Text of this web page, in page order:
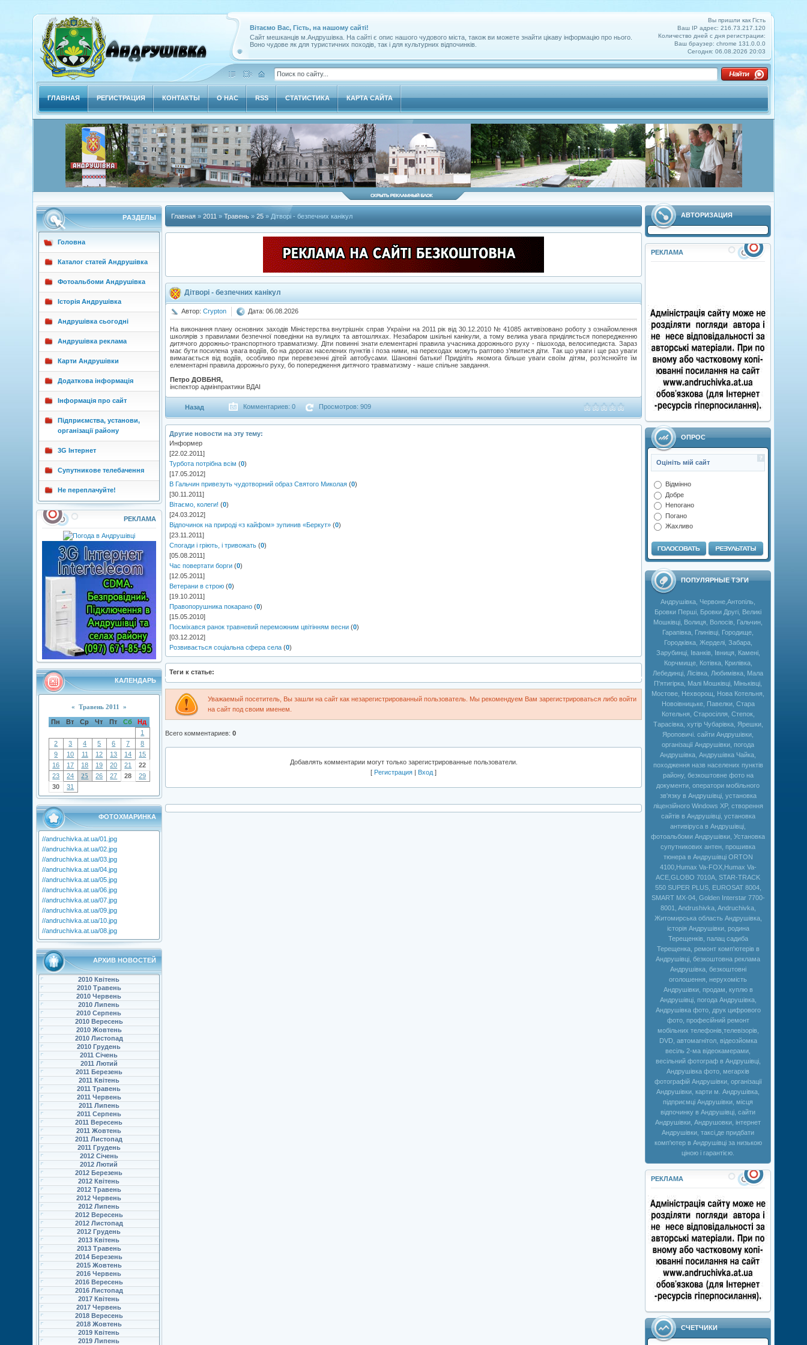
Вы пришли как Гість
Ваш IP адрес: 216.73.217.120
Количество дней с дня регистрации:
Ваш браузер: chrome 131.0.0.0
Сегодня: 06.08.2026 20:03
Вітаємо Вас, Гість, на нашому сайті!
Сайт мешканців м.Андрушівка. На сайті є опис нашого чудового міста, також ви можете знайти цікаву інформацію про нього.
Воно чудове як для туристичних походів, так і для культурних відпочинків.
ГЛАВНАЯ РЕГИСТРАЦИЯ КОНТАКТЫ О НАС RSS СТАТИСТИКА КАРТА САЙТА
РAЗДЕЛЫ
Головна
Каталог статей Андрушівка
Фотоальбоми Андрушівка
Історія Андрушівка
Андрушівка сьогодні
Андрушівка реклама
Карти Андрушівки
Додаткова інформація
Інформація про сайт
Підприємства, установи,
організації району
3G Інтернет
Супутникове телебачення
Не переплачуйте!
РЕКЛАМА
КАЛЕНДАРЬ
« Травень 2011 »
Пн Вт Ср Чт Пт Сб
Нд
1
2
3 4 5 6 7
8
9
10 11 12 13 14
15
16
17 18 19 20 21
22
23
24 25 26 27 28
29
30
31
ФОТОХМАРИНКА
//andruchivka.at.ua/01.jpg
//andruchivka.at.ua/02.jpg
//andruchivka.at.ua/03.jpg
//andruchivka.at.ua/04.jpg
//andruchivka.at.ua/05.jpg
//andruchivka.at.ua/06.jpg
//andruchivka.at.ua/07.jpg
//andruchivka.at.ua/09.jpg
//andruchivka.at.ua/10.jpg
//andruchivka.at.ua/08.jpg
АРХИВ НОВОСТЕЙ
2010 Квітень
2010 Травень
2010 Червень
2010 Липень
2010 Серпень
2010 Вересень
2010 Жовтень
2010 Листопад
2010 Грудень
2011 Січень
2011 Лютий
2011 Березень
2011 Квітень
2011 Травень
2011 Червень
2011 Липень
2011 Серпень
2011 Вересень
2011 Жовтень
2011 Листопад
2011 Грудень
2012 Січень
2012 Лютий
2012 Березень
2012 Квітень
2012 Травень
2012 Червень
2012 Липень
2012 Вересень
2012 Листопад
2012 Грудень
2013 Квітень
2013 Травень
2014 Березень
2015 Жовтень
2016 Червень
2016 Вересень
2016 Листопад
2017 Квітень
2017 Червень
2018 Вересень
2018 Жовтень
2019 Квітень
2019 Липень
АВТОРИЗАЦИЯ
РЕКЛАМА
ОПРОС
Оцініть мій сайт
Відмінно
Добре
Непогано
Погано
Жахливо
ПОПУЛЯРНЫЕ ТЭГИ
Андрушівка, Червоне,Антопіль,
Бровки Перші, Бровки Другі, Великі
Мошківці, Волиця, Волосів, Гальчин,
Гарапівка, Глинівці, Городище,
Городківка, Жерделі, Забара,
Зарубинці, Іванків, Івниця, Камені,
Корчмище, Котівка, Крилівка,
Лебединці, Лісівка, Любимівка, Мала
П'ятигірка, Малі Мошківці, Міньківці,
Мостове, Нехворощ, Нова Котельня,
Новоівницьке, Павелки, Стара
Котельня, Старосілля, Степок,
Тарасівка, хутір Чубарівка, Ярешки,
Яроповичі. сайти Андрушівки,
організації Андрушівки, погода
Андрушівка, Андрушівка Чайка,
походження назв населених пунктів
району, безкоштовне фото на
документи, оператори мобільного
зв'язку в Андрушівці, установка
ліцензійного Windows XP, створення
сайтів в Андрушівці, установка
антивіруса в Андрушівці,
фотоальбоми Андрушівки, Установка
супутникових антен, прошивка
тюнера в Андрушівці ORTON
4100,Humax Va-FOX,Нumax Va-
ACE,GLOBO 7010A, STAR-TRACK
550 SUPER PLUS, EUROSAT 8004,
SMART MX-04, Golden Interstar 7700-
8001, Andrushivka, Andruchivka,
Житомирська область Андрушівка,
історія Андрушівки, родина
Терещенків, палац садиба
Терещенка, ремонт комп'ютерів в
Андрушівці, безкоштовна реклама
Андрушівка, безкоштовні
оголошення, нерухомість
Андрушівки, продам, куплю в
Андрушівці, погода Андрушівка,
Андрушівка фото, друк цифрового
фото, професійний ремонт
мобільних телефонів,телевізорів,
DVD, автомагнітол, відеозйомка
весіль 2-ма відеокамерами,
весільний фотограф в Андрушівці,
Андрушівка фото, мегархів
фотографій Андрушівки, організації
Андрушівки, карти м. Андрушівка,
підприємці Андрушівки, місця
відпочинку в Андрушівці, сайти
Андрушівки, Андрушовки, інтернет
Андрушівки, таксі,де придбати
комп'ютер в Андрушівці за низькою
ціною і гарантією.
РЕКЛАМА
СЧЕТЧИКИ
Главная» 2011 » Травень » 25» Дітворі - безпечних канікул
Дітворі - безпечних канікул
Автор: Crypton Дата: 06.08.2026
На виконання плану основних заходів Міністерства внутрішніх справ України на 2011 рік від 30.12.2010 № 41085 активізовано роботу з ознайомлення
школярів з правилами безпечної поведінки на вулицях та автошляхах. Незабаром шкільні канікули, а тому велика увага приділяється попередженню
дитячого дорожньо-транспортного травматизму. Діти повинні знати елементарні правила учасника дорожнього руху - пішохода, велосипедиста. Зараз
має бути посилена увага водіїв, бо на дорогах населених пунктів і поза ними, на переходах можуть раптово з’явитися діти. Так що уваги і ще раз уваги
вимагається від водіїв, особливо при перевезенні дітей автобусами. Шановні батьки! Приділіть якомога більше уваги своїм дітям, роз’яснюйте їм
елементарні правила дорожньго руху, бо попередження дитячого травматизму - наше спільне завдання.
Петро ДОВБНЯ,
інспектор адмінпрактики ВДАІ
Назад Комментариев: 0 Просмотров: 909
Другие новости на эту тему:
Информер
[22.02.2011]
Турбота потрібна всім (0)
[17.05.2012]
В Гальчин привезуть чудотворний образ Святого Миколая (0)
[30.11.2011]
Вітаємо, колеги! (0)
[24.03.2012]
Відпочинок на природі «з кайфом» зупинив «Беркут» (0)
[23.11.2011]
Спогади і гріють, і тривожать (0)
[05.08.2011]
Час повертати борги (0)
[12.05.2011]
Ветерани в строю (0)
[19.10.2011]
Правопорушника покарано (0)
[15.05.2010]
Посміхався ранок травневий переможним цвітінням весни (0)
[03.12.2012]
Розвивається соціальна сфера села (0)
Теги к статье:
Уважаемый посетитель, Вы зашли на сайт как незарегистрированный пользователь. Мы рекомендуем Вам зарегистрироваться либо войти
на сайт под своим именем.
Всего комментариев: 0
Добавлять комментарии могут только зарегистрированные пользователи.
[ Регистрация | Вход ]